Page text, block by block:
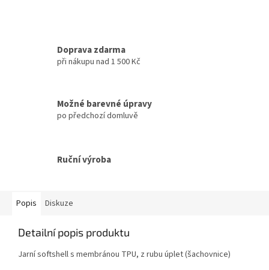
Doprava zdarma
při nákupu nad 1 500 Kč
Možné barevné úpravy
po předchozí domluvě
Ruční výroba
Popis Diskuze
Detailní popis produktu
Jarní softshell s membránou TPU, z rubu úplet (šachovnice)